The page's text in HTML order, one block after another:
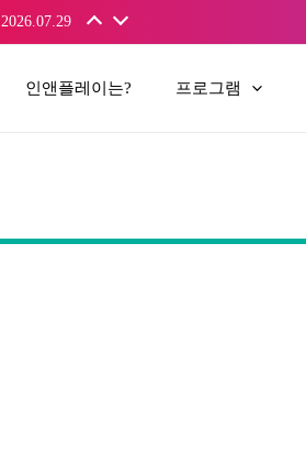
2026.07.29
인앤플레이는? 프로그램